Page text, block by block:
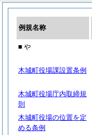
例規名称
■ や
木城町役場課設置条例
木城町役場庁内取締規
則
木城町役場の位置を定
める条例